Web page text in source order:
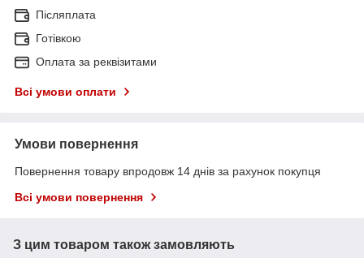
Післяплата
Готівкою
Оплата за реквізитами
Всі умови оплати
Умови повернення
Повернення товару впродовж 14 днів за рахунок покупця
Всі умови повернення
З цим товаром також замовляють